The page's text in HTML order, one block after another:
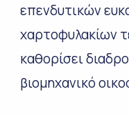
επενδυτικών
χαρτοφυλακίων
καθορίσει
βιομηχανικό